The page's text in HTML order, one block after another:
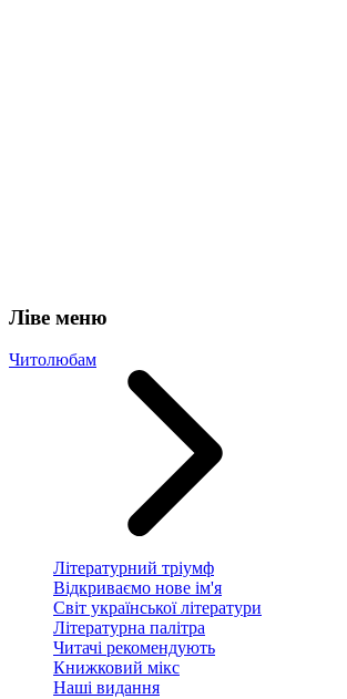
Ліве меню
Читолюбам
Літературний тріумф
Відкриваємо нове ім'я
Світ української літератури
Літературна палітра
Читачі рекомендують
Книжковий мікс
Наші видання